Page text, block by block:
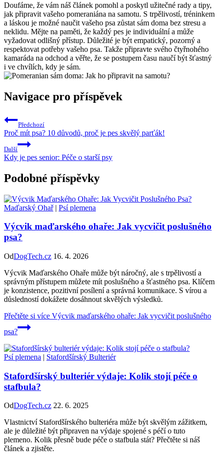
Doufáme, že ⁣vám⁤ náš článek ​pomohl a poskytl užitečné rady ⁣a tipy,
jak připravit vašeho pomeraniána na samotu. S ​trpělivostí, tréninkem
a láskou je možné naučit⁣ vašeho psa ​zůstat sám doma bez⁣ stresu a
neklidu. ⁤Mějte na⁤ paměti, ​že každý‍ pes je ​individuální a může
vyžadovat ⁢odlišný přístup. Důležité je být empatický, ⁣pozorný ⁣a
respektovat potřeby vašeho psa. Takže ⁢připravte svého ‍čtyřnohého
kamaráda na odchod a ​věřte, že se postupem času naučí být šťastný
i⁢ ve chvílích, kdy je sám.
Navigace pro příspěvek
Předchozí
Proč mít psa? 10 důvodů, proč je pes skvělý parťák!
Další
Kdy je pes senior: Péče o starší psy
Podobné příspěvky
Maďarský Ohař| Psí plemena
Výcvik maďarského ohaře: Jak vycvičit poslušného
psa?
OdDogTech.cz 16. 4. 2026
Výcvik Maďarského Ohaře může být náročný, ale s trpělivostí a
správným přístupem můžete mít poslušného a šťastného psa. Klíčem
je konzistence, pozitivní posílení a správná komunikace. S vírou a
důsledností dokážete dosáhnout skvělých výsledků.
Přečtěte si více Výcvik maďarského ohaře: Jak vycvičit poslušného
psa?
Psí plemena | Stafordšírský Bulteriér
Stafordšírský bulteriér výdaje: Kolik stojí péče o
stafbula?
OdDogTech.cz 22. 6. 2025
Vlastnictví Stafordšírského bulteriéra může být skvělým zážitkem,
ale je důležité být připraven na výdaje spojené s péčí o tuto
plemeno. Kolik přesně bude péče o stafbula stát? Přečtěte si náš
článek a zjistěte.